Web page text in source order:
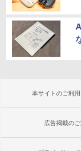
本サイトのご利
広告掲載の